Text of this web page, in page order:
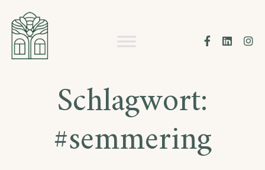
content
WALDSCHLÖSSL Facebook
Schlagwort:
#semmering